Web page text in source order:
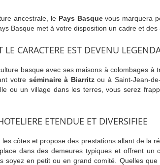
ancestrale, le Pays Basquevous marquera
Basque met à votre disposition un cadre et des
CARACTERE EST DEVENU
basque avec ses maisons à colombages à
votre séminaire à Biarritzou à Saint-Jean-
ou un village dans les terres, vous serez
ETENDUE ET DIVERSIFIEE
côtes et propose des prestations allant de la
dans des demeures typiques et offrent un
soyez en petit ou en grand comité. Quelles